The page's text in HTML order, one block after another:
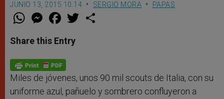
JUNIO 13, 2015 10:14 SERGIO MORA PAPAS
W
t
s
p
p
M
e
s
e
g
e
r
F
a
e
b
o
k
w
Share this Entry
Miles de jóvenes, unos 90 mil scouts de Italia, con su
uniforme azul, pañuelo y sombrero confluyeron a